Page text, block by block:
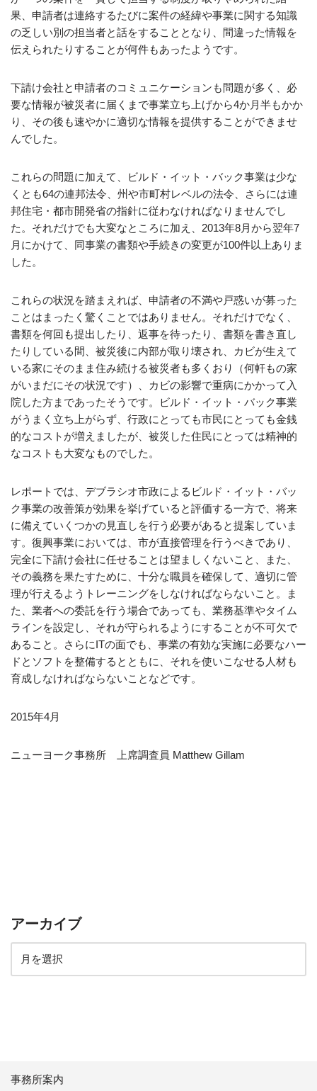
果、申請者は連絡するたびに案件の経緯や事業に関する知識
の乏しい別の担当者と話をすることとなり、間違った情報を
伝えられたりすることが何件もあったようです。
下請け会社と申請者のコミュニケーションも問題が多く、必
要な情報が被災者に届くまで事業立ち上げから4か月半もかか
り、その後も速やかに適切な情報を提供することができませ
んでした。
これらの問題に加えて、ビルド・イット・バック事業は少な
くとも64の連邦法令、州や市町村レベルの法令、さらには連
邦住宅・都市開発省の指針に従わなければなりませんでし
た。それだけでも大変なところに加え、2013年8月から翌年7
月にかけて、同事業の書類や手続きの変更が100件以上ありま
した。
これらの状況を踏まえれば、申請者の不満や戸惑いが募った
ことはまったく驚くことではありません。それだけでなく、
書類を何回も提出したり、返事を待ったり、書類を書き直し
たりしている間、被災後に内部が取り壊され、カビが生えて
いる家にそのまま住み続ける被災者も多くおり（何軒もの家
がいまだにその状況です）、カビの影響で重病にかかって入
院した方まであったそうです。ビルド・イット・バック事業
がうまく立ち上がらず、行政にとっても市民にとっても金銭
的なコストが増えましたが、被災した住民にとっては精神的
なコストも大変なものでした。
レポートでは、デブラシオ市政によるビルド・イット・バッ
ク事業の改善策が効果を挙げていると評価する一方で、将来
に備えていくつかの見直しを行う必要があると提案していま
す。復興事業においては、市が直接管理を行うべきであり、
完全に下請け会社に任せることは望ましくないこと、また、
その義務を果たすために、十分な職員を確保して、適切に管
理が行えるようトレーニングをしなければならないこと。ま
た、業者への委託を行う場合であっても、業務基準やタイム
ラインを設定し、それが守られるようにすることが不可欠で
あること。さらにITの面でも、事業の有効な実施に必要なハー
ドとソフトを整備するとともに、それを使いこなせる人材も
育成しなければならないことなどです。
2015年4月
ニューヨーク事務所 上席調査員 Matthew Gillam
アーカイブ
事務所案内